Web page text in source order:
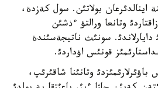
اينالدئرعان بولاتئن. سول كةزدة،
وتانعا ورالتؤ ءذشئن
دايارلاندئ. سونئث ناتيجةسئندة
قونئس اؤداردئ.
وتانئنا شاقئرئپ،